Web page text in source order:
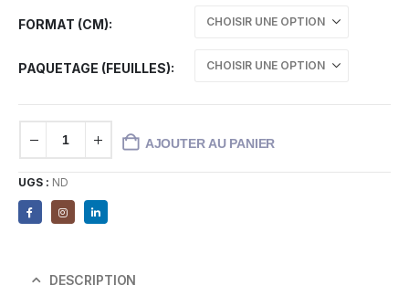
FORMAT (CM)
PAQUETAGE (FEUILLES)
AJOUTER AU PANIER
UGS : ND
DESCRIPTION